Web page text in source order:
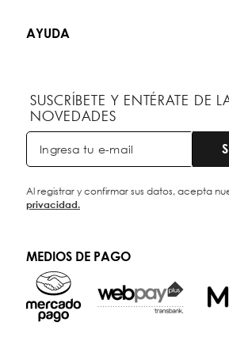
AYUDA
SUSCRÍBETE Y ENTÉRATE DE
NOVEDADES
Al registrar y confirmar sus datos, acepta
privacidad.
MEDIOS DE PAGO